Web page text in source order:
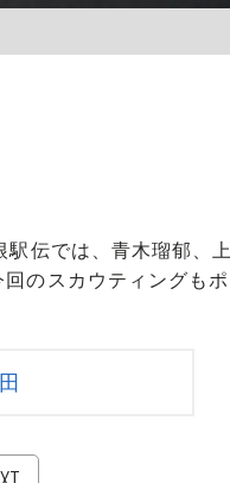
伝では、青木瑠郁、上
のスカウティングもポ